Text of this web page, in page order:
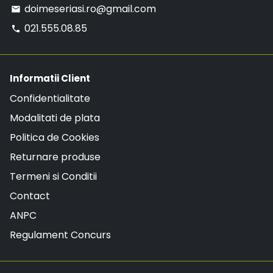
email doimeseriasi.ro@gmail.com
phone 021.555.08.85
Informatii Client
Confidentialitate
Modalitati de plata
Politica de Cookies
Returnare produse
Termeni si Conditii
Contact
ANPC
Regulament Concurs